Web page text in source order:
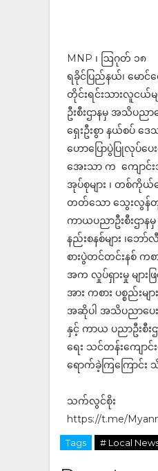
MNP ၊ ဩဂုတ် ၁၈
ရခိုင်ပြည်နယ်၊ မောင်
တိုင်းရင်းသားလူငယ်မ
ဦးစီးဌာနမှ အသိပည
ရှေးဦးစွာ နယ်စပ် ဒ
ဟောပြောပွဲပြုလုပ်ပေ
အေးသာ က ကျောင်း
အုပ်စုများ ၊ တစ်ကိုယ်
တတ်သော သွေးလွန်တုပ်
ကာယပညာဦးစီးဌာနမှ
နည်းစနစ်များ ၊ဘော်
စားပွဲတင်တင်းနစ် ကစ
အက လှုပ်ရှားမှု များ
အား ကစား ပစ္စည်း
အဆိုပါ အသိပညာပေးဟ
နှင့် ကာယ ပညာဦးစီးဌ
ရေး သင်တန်းကျောင်
ရောက်ခဲ့ကြကြောင်
သက်လွင်စိုး
https://t.me/
Tags # Local